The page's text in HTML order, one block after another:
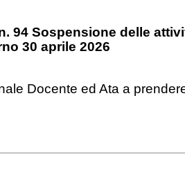
94 Sospensione delle
30 aprile 2026
Docente ed Ata a